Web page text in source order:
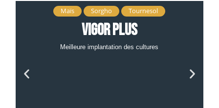
Maïs Sorgho Tournesol
Vigor Plus
Meilleure implantation des cultures